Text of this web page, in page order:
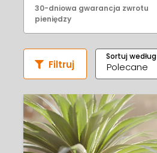
30-dniowa gwarancja zwrotu
pieniędzy
Filtruj
Sortuj według
Polecane